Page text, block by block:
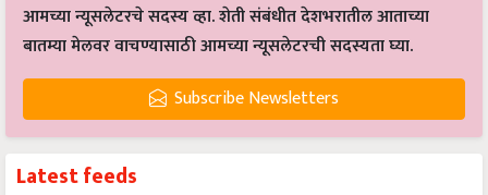
आमच्या न्यूसलेटरचे सदस्य व्हा. शेती संबंधीत देशभरातील आताच्या
बातम्या मेलवर वाचण्यासाठी आमच्या न्यूसलेटरची सदस्यता घ्या.
Subscribe Newsletters
Latest feeds